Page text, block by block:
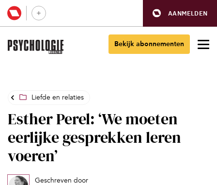
AANMELDEN
Bekijk abonnementen
Liefde en relaties
Esther Perel: ‘We moeten
eerlijke gesprekken leren
voeren’
Geschreven door